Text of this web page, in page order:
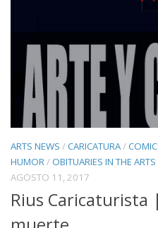
ARTS NEWS /CARICATURA/
HUMOR/ OBITUARIES IN THE ARTS
AGOSTO 11, 2017
Rius Caricaturista